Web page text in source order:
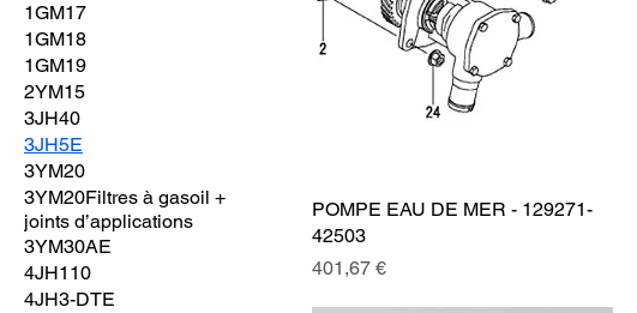
1GM17
1GM18
1GM19
2YM15
3JH40
3JH5E
3YM20
3YM20Filtres à gasoil +
joints d’applications
3YM30AE
4JH110
4JH3-DTE
POMPE EAU DE MER - 129271-
42503
Prix
401,67 €